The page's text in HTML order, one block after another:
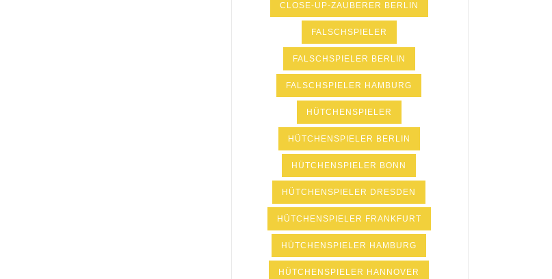
CLOSE-UP-ZAUBERER BERLIN
FALSCHSPIELER
FALSCHSPIELER BERLIN
FALSCHSPIELER HAMBURG
HÜTCHENSPIELER
HÜTCHENSPIELER BERLIN
HÜTCHENSPIELER BONN
HÜTCHENSPIELER DRESDEN
HÜTCHENSPIELER FRANKFURT
HÜTCHENSPIELER HAMBURG
HÜTCHENSPIELER HANNOVER